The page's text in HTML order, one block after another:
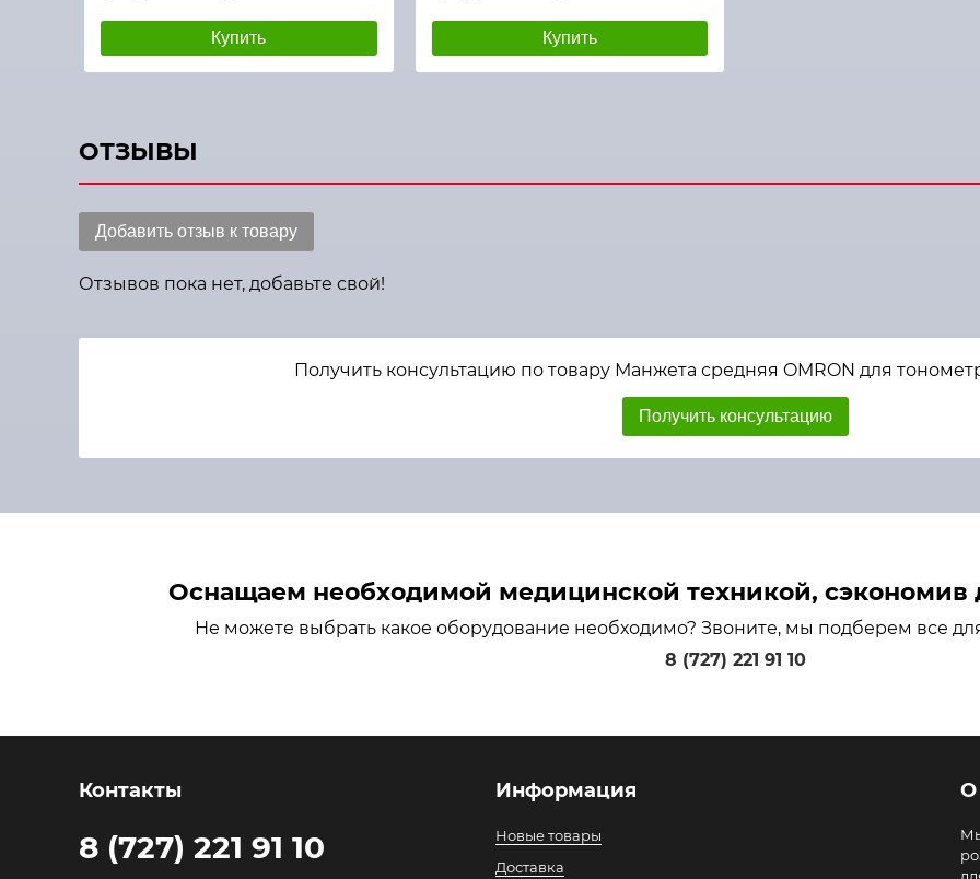
Купить Купить
ОТЗЫВЫ
Добавить отзыв к товару
Отзывов пока нет, добавьте свой!
Получить консультацию по товару Манжета средняя OMRON для
Получить консультацию
Оснащаем необходимой медицинской техникой, сэкономив
Не можете выбрать какое оборудование необходимо? Звоните, мы подберем все
8 (727) 221 91 10
Контакты
8 (727) 221 91 10
Информация
Новые товары
Доставка
О